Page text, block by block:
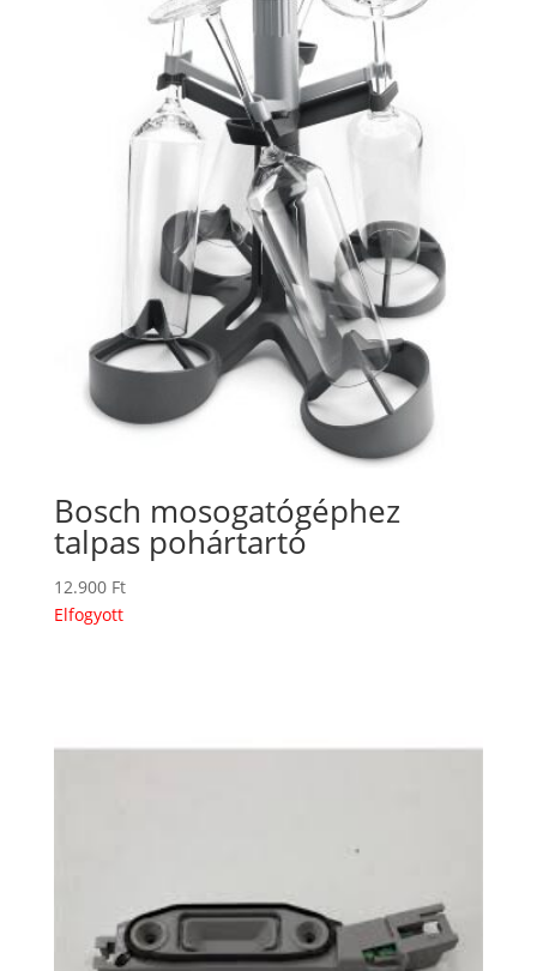
Bosch mosogatógéphez
talpas pohártartó
12.900 Ft
Elfogyott